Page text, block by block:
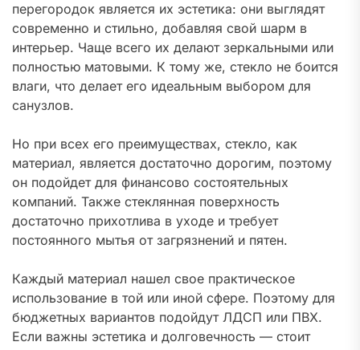
перегородок является их эстетика: они выглядят
современно и стильно, добавляя свой шарм в
интерьер. Чаще всего их делают зеркальными или
полностью матовыми. К тому же, стекло не боится
влаги, что делает его идеальным выбором для
санузлов.
Но при всех его преимуществах, стекло, как
материал, является достаточно дорогим, поэтому
он подойдет для финансово состоятельных
компаний. Также стеклянная поверхность
достаточно прихотлива в уходе и требует
постоянного мытья от загрязнений и пятен.
Каждый материал нашел свое практическое
использование в той или иной сфере. Поэтому для
бюджетных вариантов подойдут ЛДСП или ПВХ.
Если важны эстетика и долговечность — стоит